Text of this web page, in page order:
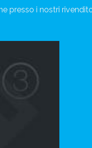
presso i nostri